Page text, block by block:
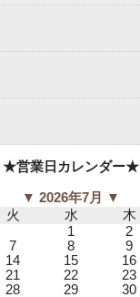
★営業日カレンダー★
▼ 2026年7月 ▼
火 水 木
1
2
7 8 9
14 15 16
21 22 23
28 29 30